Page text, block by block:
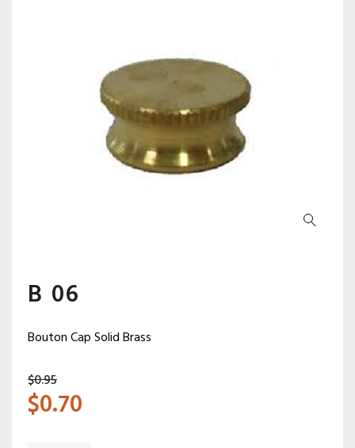
B 06
Bouton Cap Solid Brass
$0.95
$0.70